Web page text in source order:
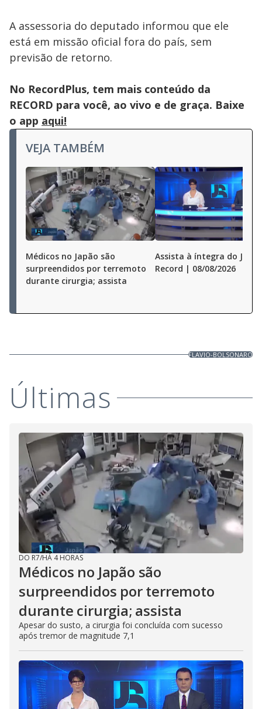
A assessoria do deputado informou que ele
está em missão oficial fora do país, sem
previsão de retorno.
No RecordPlus, tem mais conteúdo da
RECORD para você, ao vivo e de graça. Baixe
o app aqui!
VEJA TAMBÉM
Médicos no Japão são
surpreendidos por terremoto
durante cirurgia; assista
Assista à íntegra do
Record | 08/08/2026
FLAVIO-BOLSONARO
Últimas
DO R7/HÁ 4 HORAS
Médicos no Japão são
surpreendidos por terremoto
durante cirurgia; assista
Apesar do susto, a cirurgia foi concluída com sucesso
após tremor de magnitude 7,1